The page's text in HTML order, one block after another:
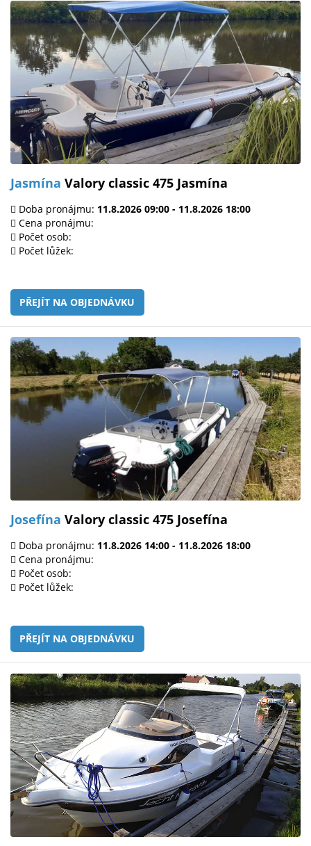
Jasmína Valory classic 475 Jasmína
Doba pronájmu: 11.8.2026 09:00 - 11.8.2026 18:00
Cena pronájmu:
Počet osob:
Počet lůžek:
PŘEJÍT NA OBJEDNÁVKU
Josefína Valory classic 475 Josefína
Doba pronájmu: 11.8.2026 14:00 - 11.8.2026 18:00
Cena pronájmu:
Počet osob:
Počet lůžek:
PŘEJÍT NA OBJEDNÁVKU